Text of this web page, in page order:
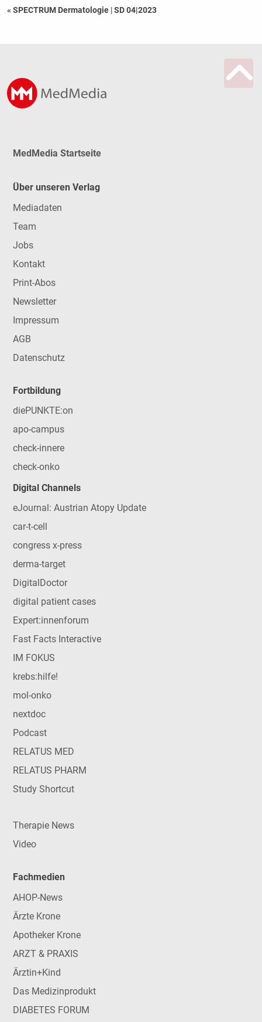
« SPECTRUM Dermatologie |SD 04|2023
MedMedia Startseite
Über unseren Verlag
Mediadaten
Team
Jobs
Kontakt
Print-Abos
Newsletter
Impressum
AGB
Datenschutz
Fortbildung
diePUNKTE:on
apo-campus
check-innere
check-onko
Digital Channels
eJournal: Austrian Atopy Update
car-t-cell
congress x-press
derma-target
DigitalDoctor
digital patient cases
Expert:innenforum
Fast Facts Interactive
IM FOKUS
krebs:hilfe!
mol-onko
nextdoc
Podcast
RELATUS MED
RELATUS PHARM
Study Shortcut
Therapie News
Video
Fachmedien
AHOP-News
Ärzte Krone
Apotheker Krone
ARZT & PRAXIS
Ärztin+Kind
Das Medizinprodukt
DIABETES FORUM